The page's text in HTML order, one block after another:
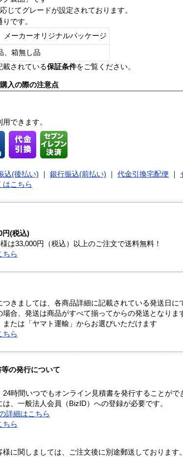
じてグレードが設定されております。
です。
メーカーオリジナルパッケージ
、箱無し品
載されている保証条件をご覧ください。
入の際の注意点
できます。
込(後払い) 銀行振込(前払い) 代金引換宅配便
はこちら
円(税込)
は33,000円（税込）以上のご注文で送料無料！
ちら
きましては、各商品詳細に記載されている発送日に
合、発送は商品がすべて揃ってからの発送となりま
たは「ヤマト運輸」からお選びいただけます
ちら
の発行について
時間いつでもオンライン見積書を発行することがで
、一般法人会員（BizID）への登録が必要です。
詳細はこちら
ちら
に関しましては、ご注文後に別途郵送しております。